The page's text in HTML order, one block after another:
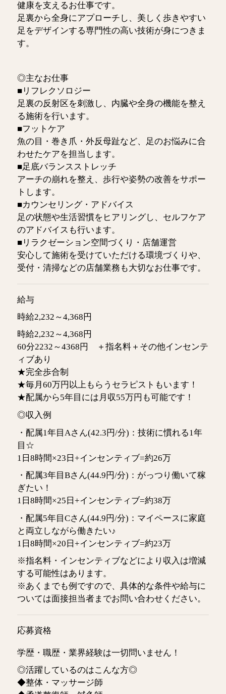
健康を支えるお仕事です。
足裏から全身にアプローチし、美しく歩きやすい
足をデザインする専門性の高い技術が身につきま
す。
◎主なお仕事
■リフレクソロジー
足裏の反射区を刺激し、内臓や全身の機能を整え
る施術を行います。
■フットケア
魚の目・巻き爪・外反母趾など、足のお悩みに合
わせたケアを担当します。
■足底バランスストレッチ
アーチの崩れを整え、歩行や姿勢の改善をサポー
トします。
■カウンセリング・アドバイス
足の状態や生活習慣をヒアリングし、セルフケア
のアドバイスも行います。
■リラクゼーション空間づくり・店舗運営
安心して施術を受けていただける環境づくりや、
受付・清掃などの店舗業務も大切なお仕事です。
給与
時給2,232～4,368円
時給2,232～4,368円
60分2232～4368円 ＋指名料＋その他インセンテ
ィブあり
★完全歩合制
★毎月60万円以上もらうセラピストもいます！
★配属から5年目には月収55万円も可能です！
◎収入例
・配属1年目Aさん(42.3円/分)：技術に慣れる1年
目☆
1日8時間×23日+インセンティブ=約26万
・配属3年目Bさん(44.9円/分)：がっつり働いて稼
ぎたい！
1日8時間×25日+インセンティブ=約38万
・配属5年目Cさん(44.9円/分)：マイペースに家庭
と両立しながら働きたい♪
1日8時間×20日+インセンティブ=約23万
※指名料・インセンティブなどにより収入は増減
する可能性はあります。
※あくまでも例ですので、具体的な条件や給与に
ついては面接担当者までお問い合わせください。
応募資格
学歴・職歴・業界経験は一切問いません！
◎活躍しているのはこんな方◎
◆整体・マッサージ師